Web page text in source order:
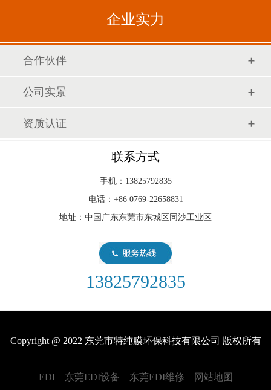
企业实力
合作伙伴
公司实景
资质认证
联系方式
手机：13825792835
电话：+86 0769-22658831
地址：中国广东东莞市东城区同沙工业区
13825792835
Copyright @ 2022 东莞市特纯膜环保科技有限公司 版权所有
EDI 东莞EDI设备 东莞EDI维修 网站地图